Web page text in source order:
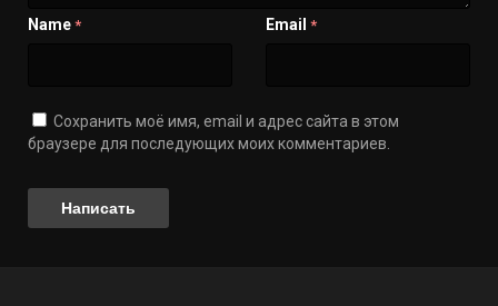
Name * Email *
Сохранить моё имя, email и адрес сайта в этом
браузере для последующих моих комментариев.